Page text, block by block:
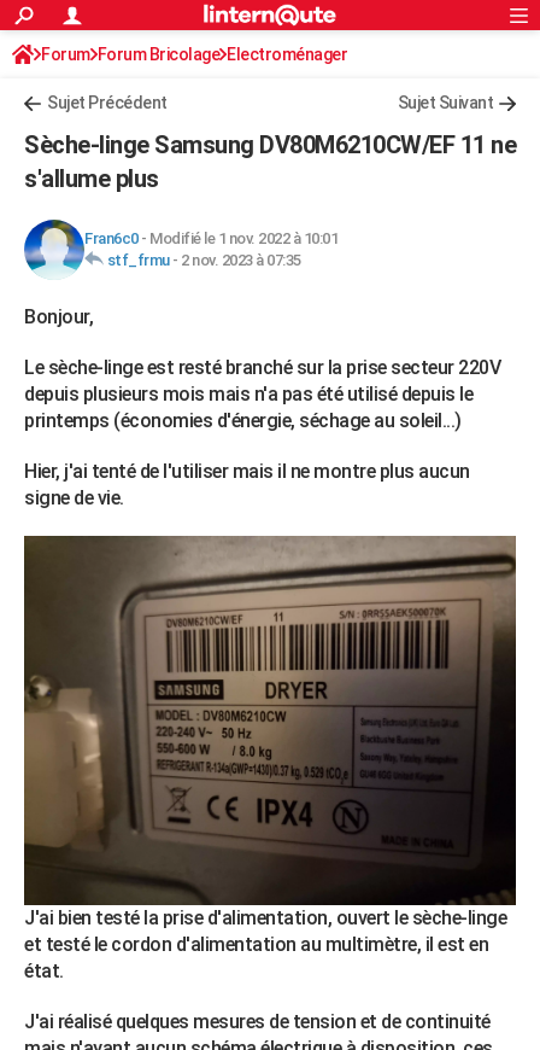
ACTUALITÉS
Politique
Société
Faits Divers
Education
Monde
Villes
+
Programme TV
Streaming
Cinéma
Sorties cinéma
Musique
FINANCE
Retraite
Impôts
Epargne
Immobilier
Risques naturels par ville
Banque
Assurance
Crédit
AUTO
Essais
Réserver un essai
Citadines
Berlines
SUV
Forum auto
+HIGH-TECH
Mobiles
Meilleur smartphone
Internet
Ordinateurs
Jeux vidéo
Guide high-tech
BRICOLAGE
Forum
Aménagement intérieur
Extérieur
Cuisine
Salle de bains
Jardinage
Rangement
WEEK-END
Guides de France
Escapades
Patrimoine
Expositions
Musées
Week-end nature
+LIFESTYLE
Art de vivre
Bien-être
Loisirs
Mode
Modes de vie
SANTE
GUIDES D'ACHAT
CARTE DE VOEUX
Carte de Noël
Carte Bonne année
Carte Saint-Valentin
Carte Pâques
Carte d'anniversaire
DICTIONNAIRE
Dictionnaire
PROGRAMME TV
S'inscrire
Se connecter
Lycées
Collèges
Primaires
Universités
Entreprises
Service militaire
Avis de recherche
AVIS DE DÉCÈS
FORUM
S'inscrire
Connexion
Forum Forum Bricolage Electroménager
Sujet Précédent Sujet Suivant
Sèche-linge Samsung DV80M6210CW/EF 11 ne
s'allume plus
Fran6c0- Modifié le 1 nov. 2022 à 10:01
stf_frmu- 2 nov. 2023 à 07:35
Bonjour,
Le sèche-linge est resté branché sur la prise secteur 220V
depuis plusieurs mois mais n'a pas été utilisé depuis le
printemps (économies d'énergie, séchage au soleil...)
Hier, j'ai tenté de l'utiliser mais il ne montre plus aucun
signe de vie.
J'ai bien testé la prise d'alimentation, ouvert le sèche-linge
et testé le cordon d'alimentation au multimètre, il est en
état.
J'ai réalisé quelques mesures de tension et de continuité